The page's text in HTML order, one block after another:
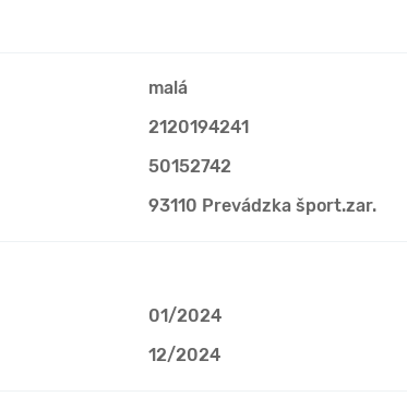
malá
2120194241
50152742
93110 Prevádzka šport.zar.
01/2024
12/2024